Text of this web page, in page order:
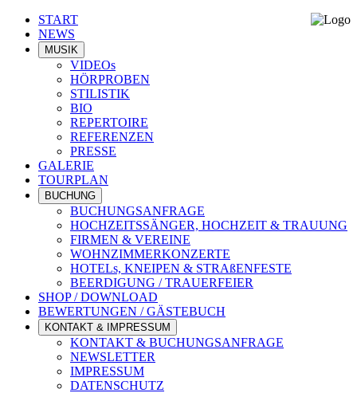
START
NEWS
MUSIK
VIDEOs
HÖRPROBEN
STILISTIK
BIO
REPERTOIRE
REFERENZEN
PRESSE
GALERIE
TOURPLAN
BUCHUNG
BUCHUNGSANFRAGE
HOCHZEITSSÄNGER, HOCHZEIT & TRAUUNG
FIRMEN & VEREINE
WOHNZIMMERKONZERTE
HOTELs, KNEIPEN & STRAßENFESTE
BEERDIGUNG / TRAUERFEIER
SHOP / DOWNLOAD
BEWERTUNGEN / GÄSTEBUCH
KONTAKT & IMPRESSUM
KONTAKT & BUCHUNGSANFRAGE
NEWSLETTER
IMPRESSUM
DATENSCHUTZ